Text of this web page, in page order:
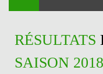
RÉSULTATS
SAISON